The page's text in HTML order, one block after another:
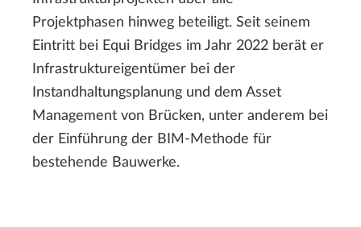
Projektphasen hinweg beteiligt. Seit seinem
Eintritt bei Equi Bridges im Jahr 2022 berät er
Infrastruktureigentümer bei der
Instandhaltungsplanung und dem Asset
Management von Brücken, unter anderem bei
der Einführung der BIM-Methode für
bestehende Bauwerke.